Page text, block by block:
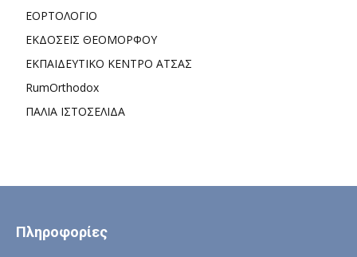
ΕΟΡΤΟΛΟΓΙΟ
ΕΚΔΟΣΕΙΣ ΘΕΟΜΟΡΦΟΥ
ΕΚΠΑΙΔΕΥΤΙΚΟ ΚΕΝΤΡΟ ΑΤΣΑΣ
RumOrthodox
ΠΑΛΙΑ ΙΣΤΟΣΕΛΙΔΑ
Πληροφορίες